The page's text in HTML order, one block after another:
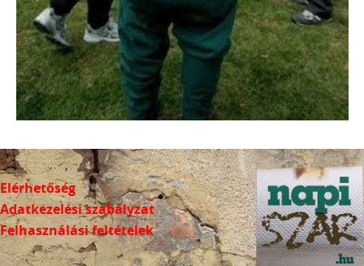
Elérhetőség
Adatkezelési szabályzat
Felhasználási feltételek